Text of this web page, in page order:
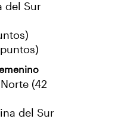
del Sur
(42
del Sur